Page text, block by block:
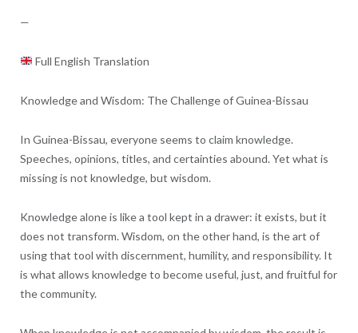
—
Full English Translation
Knowledge and Wisdom: The Challenge of Guinea-Bissau
In Guinea-Bissau, everyone seems to claim knowledge.
Speeches, opinions, titles, and certainties abound. Yet what is
missing is not knowledge, but wisdom.
Knowledge alone is like a tool kept in a drawer: it exists, but it
does not transform. Wisdom, on the other hand, is the art of
using that tool with discernment, humility, and responsibility. It
is what allows knowledge to become useful, just, and fruitful for
the community.